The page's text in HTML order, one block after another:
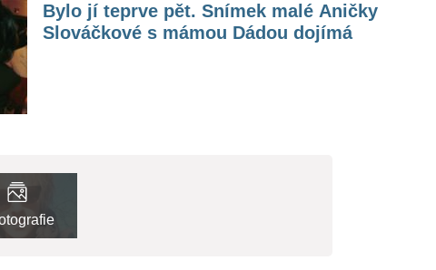
Bylo jí teprve pět. Snímek malé Aničky
Slováčkové s mámou Dádou dojímá